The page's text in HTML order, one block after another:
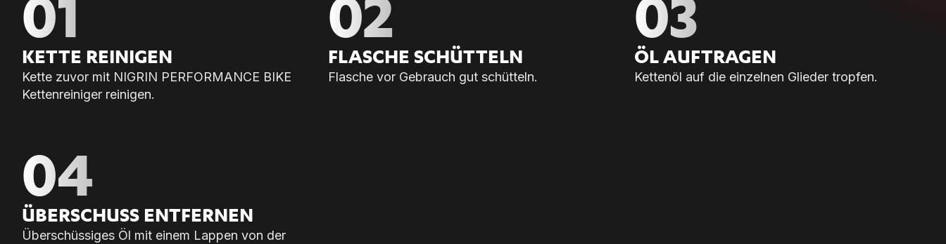
01
KET­TE REI­NI­GEN
Kette zuvor mit NIGRIN PERFORMANCE BIKE
Kettenreiniger reinigen.
02
FLA­SCHE SCHÜT­TELN
Flasche vor Gebrauch gut schütteln.
03
ÖL AUF­TRA­GEN
Kettenöl auf die einzelnen Glieder tropfen.
04
ÜBER­SCHUSS ENT­FER­NEN
Überschüssiges Öl mit einem Lappen von der